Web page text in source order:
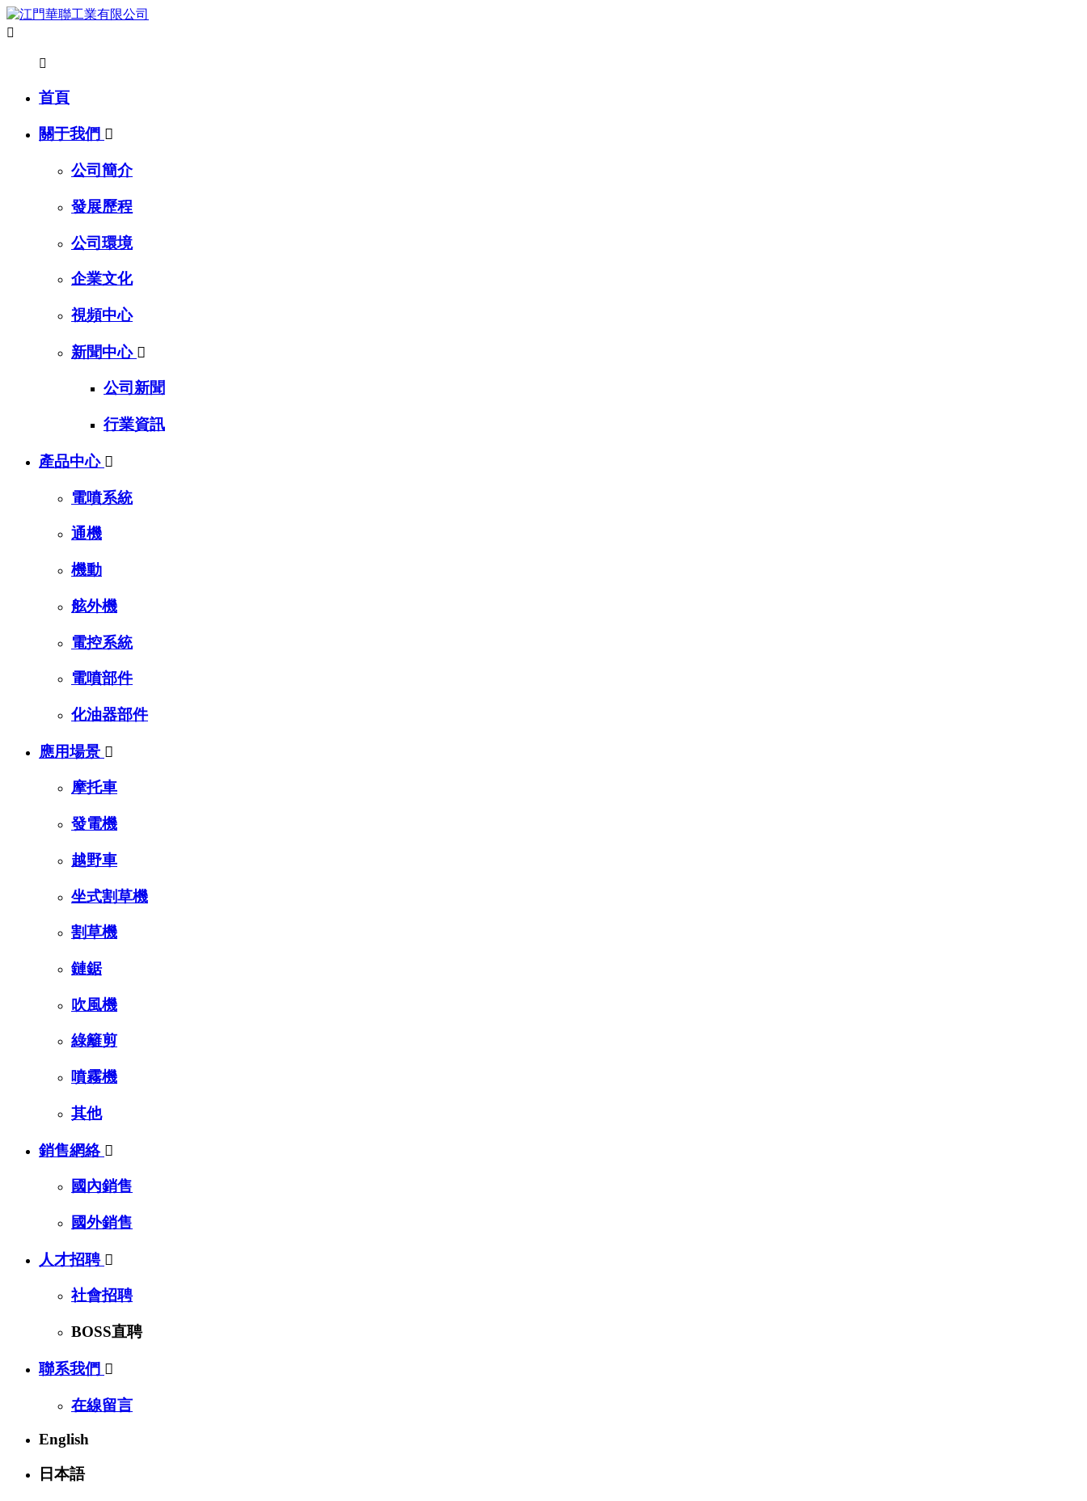


首頁
關于我們 
公司簡介
發展歷程
公司環境
企業文化
視頻中心
新聞中心 
公司新聞
行業資訊
產品中心 
電噴系統
通機
機動
舷外機
電控系統
電噴部件
化油器部件
應用場景 
摩托車
發電機
越野車
坐式割草機
割草機
鏈鋸
吹風機
綠籬剪
噴霧機
其他
銷售網絡 
國內銷售
國外銷售
人才招聘 
社會招聘
BOSS直聘
聯系我們 
在線留言
English
日本語